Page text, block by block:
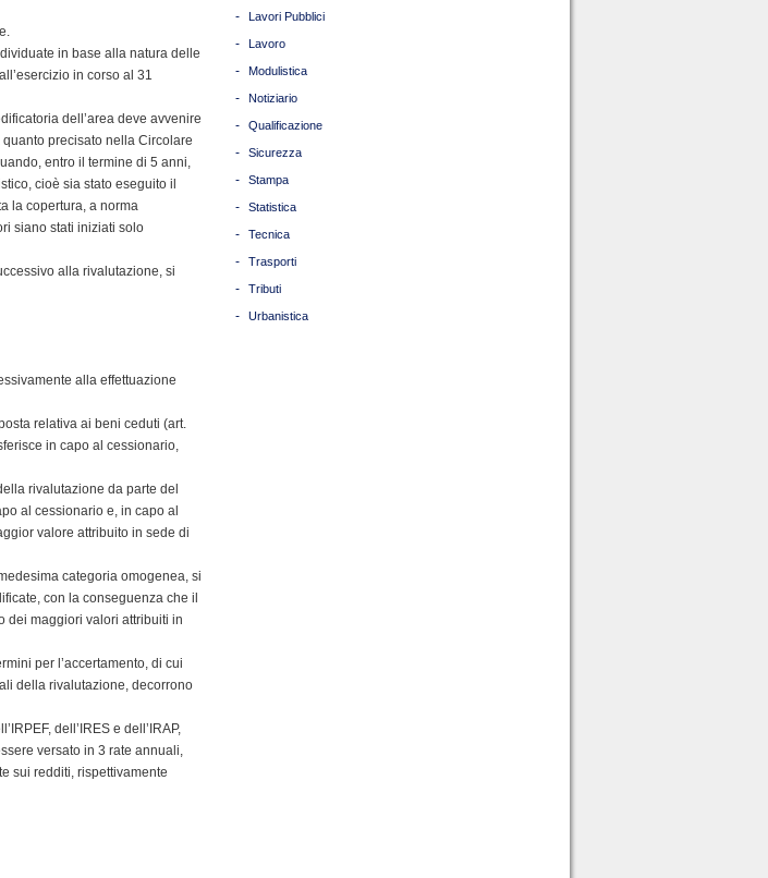
in base alla natura delle
in corso al 31
dell’area deve avvenire
precisato nella Circolare
entro il termine di 5 anni,
cioè sia stato eseguito il
la copertura, a norma
siano stati iniziati solo
alla rivalutazione, si
alla effettuazione
relativa ai beni ceduti (art.
in capo al cessionario,
rivalutazione da parte del
al cessionario e, in capo al
valore attribuito in sede di
categoria omogenea, si
con la conseguenza che il
dei maggiori valori attribuiti in
per l’accertamento, di cui
della rivalutazione, decorrono
dell’IRES e dell’IRAP,
versato in 3 rate annuali,
sui redditi, rispettivamente
- Lavori Pubblici
- Lavoro
- Modulistica
- Notiziario
- Qualificazione
- Sicurezza
- Stampa
- Statistica
- Tecnica
- Trasporti
- Tributi
- Urbanistica